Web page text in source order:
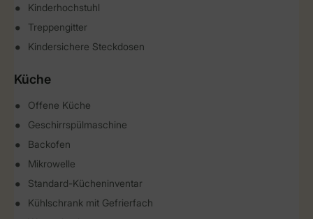
Kinderhochstuhl
Treppengitter
Kindersichere Steckdosen
Küche
Offene Küche
Geschirrspülmaschine
Backofen
Mikrowelle
Standard-Kücheninventar
Kühlschrank mit Gefrierfach